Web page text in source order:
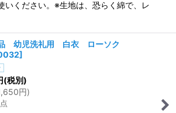
いください。※生地は、恐らく綿で、レ
幼児洗礼用 白衣 ローソク
]
(税別)
円)